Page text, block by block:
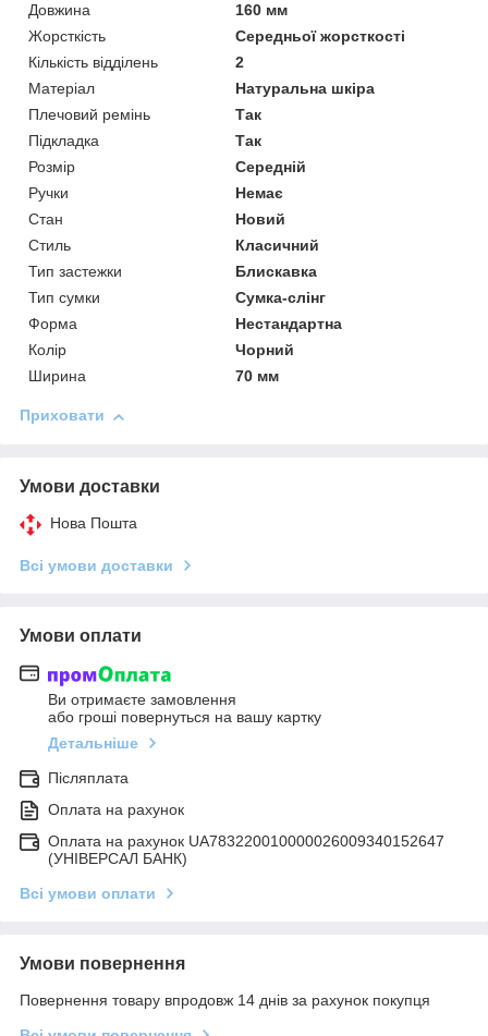
Довжина
160 мм
Жорсткість
Середньої жорсткості
Кількість відділень
2
Матеріал
Натуральна шкіра
Плечовий ремінь
Так
Підкладка
Так
Розмір
Середній
Ручки
Немає
Стан
Новий
Стиль
Класичний
Тип застежки
Блискавка
Тип сумки
Сумка-слінг
Форма
Нестандартна
Колір
Чорний
Ширина
70 мм
Приховати
Умови доставки
Нова Пошта
Всі умови доставки
Умови оплати
Ви отримаєте замовлення
або гроші повернуться на вашу картку
Детальніше
Післяплата
Оплата на рахунок
Оплата на рахунок UA783220010000026009340152647
(УНІВЕРСАЛ БАНК)
Всі умови оплати
Умови повернення
Повернення товару впродовж 14 днів за рахунок покупця